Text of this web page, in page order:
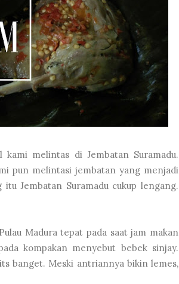
melintas di Jembatan Suramadu.
pun melintasi jembatan yang menjadi
Jembatan Suramadu cukup lengang.
Madura tepat pada saat jam makan
kompakan menyebut bebek sinjay.
banget. Meski antriannya bikin lemes,